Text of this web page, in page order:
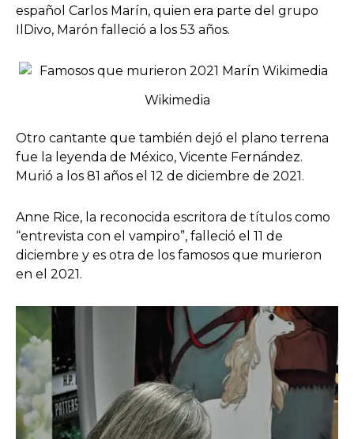
español Carlos Marín, quien era parte del grupo
IlDivo, Marón falleció a los 53 años.
Wikimedia
Otro cantante que también dejó el plano terrena
fue la leyenda de México, Vicente Fernández.
Murió a los 81 años el 12 de diciembre de 2021.
Anne Rice, la reconocida escritora de títulos como
“entrevista con el vampiro”, falleció el 11 de
diciembre y es otra de los famosos que murieron
en el 2021.